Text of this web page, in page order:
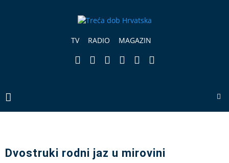
TV RADIO MAGAZIN
Dvostruki rodni jaz u mirovini